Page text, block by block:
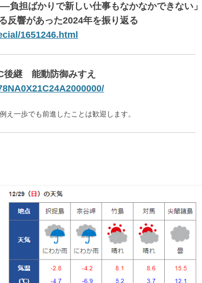
担ばかりで新しい仕事もなかなかできない」
反響があった2024年を振り返る
1651246.html
後継 能動防御みすえ
一歩でも前進したことは歓迎します。